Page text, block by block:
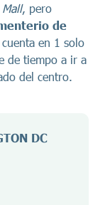
, pero
de
en 1 solo
de tiempo a ir a
del centro.
DC